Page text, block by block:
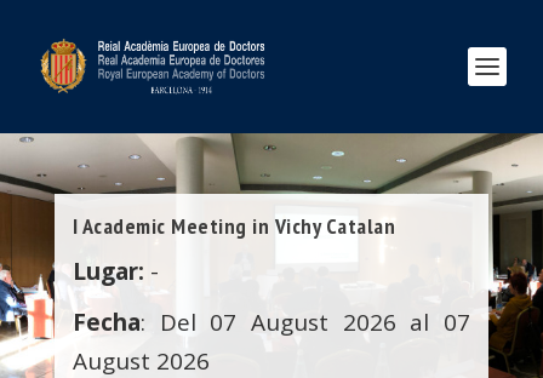
I Academic Meeting in Vichy Catalan
Lugar: -
Fecha: Del 07 August 2026 al 07
August 2026